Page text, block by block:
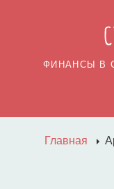
ФИНАНСЫ В
Главная